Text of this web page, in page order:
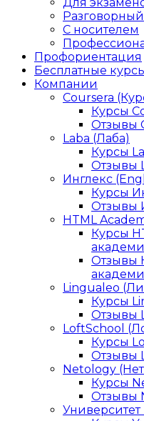
Разговорный
С носителем
Профориентация
Бесплатные
Компании
Coursera
Курсы
Отзывы
Laba (Лаба)
Курсы
Отзывы
Инглекс
Курсы
Отзывы
HTML
Курсы
Отзывы
Lingualeo
Курсы
Отзывы
LoftSchool
Курсы
Отзывы
Netology
Курсы
Отзывы
Университет